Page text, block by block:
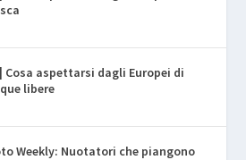
Cosa aspettarsi dagli Europei di
libere
Weekly: Nuotatori che piangono